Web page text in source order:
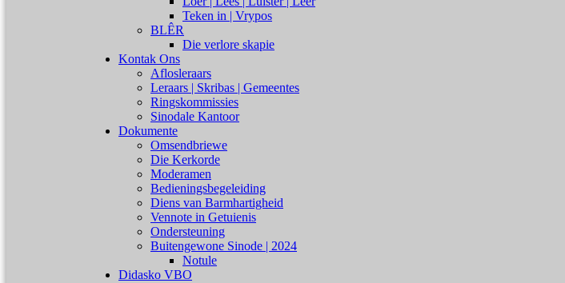
Teken in | Vrypos
BLÊR
Die verlore skapie
Kontak Ons
Aflosleraars
Leraars | Skribas | Gemeentes
Ringskommissies
Sinodale Kantoor
Dokumente
Omsendbriewe
Die Kerkorde
Moderamen
Bedieningsbegeleiding
Diens van Barmhartigheid
Vennote in Getuienis
Ondersteuning
Buitengewone Sinode | 2024
Notule
Didasko VBO